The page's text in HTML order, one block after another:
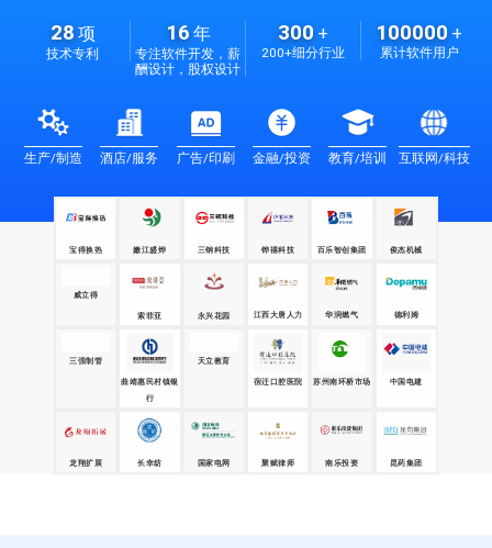
28项
技术专利
16年
专注软件开发，薪
酬设计，股权设计
300 +
200+细分行业
100000 +
累计软件用户
生产/制造 酒店/服务 广告/印刷 金融/投资 教育/培训 互联网/科技
宝得换热 嫩江盛烨 三钢科技 铧禧科技 百乐智创集团 俊杰机械
威立得
索菲亚 永兴花园 江西大唐人力 华润燃气 德利姆
三强制管
曲靖惠民村镇银
行
宿迁口腔医院 苏州南环桥市场 中国电建
龙翔扩展 长幸纺 国家电网 聚赋律师 南乐投资 昆药集团